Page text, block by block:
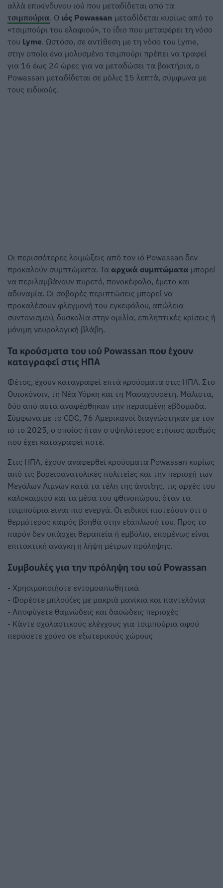
αλλά επικίνδυνου ιού που μεταδίδεται από τα
τσιμπούρια. Ο ιός Powassan μεταδίδεται κυρίως από το
«τσιμπούρι του ελαφιού», το ίδιο που μεταφέρει τη νόσο
του Lyme. Ωστόσο, σε αντίθεση με τη νόσο του Lyme,
στην οποία ένα μολυσμένο τσιμπούρι πρέπει να τραφεί
για 16 έως 24 ώρες για να μεταδώσει τα βακτήρια, ο
Powassan μεταδίδεται σε μόλις 15 λεπτά, σύμφωνα με
τους ειδικούς.
Οι περισσότερες λοιμώξεις από τον ιό Powassan δεν
προκαλούν συμπτώματα. Τα αρχικά συμπτώματα μπορεί
να περιλαμβάνουν πυρετό, πονοκέφαλο, έμετο και
αδυναμία. Οι σοβαρές περιπτώσεις μπορεί να
προκαλέσουν φλεγμονή του εγκεφάλου, απώλεια
συντονισμού, δυσκολία στην ομιλία, επιληπτικές κρίσεις ή
μόνιμη νευρολογική βλάβη.
Τα κρούσματα του ιού Powassan που έχουν
καταγραφεί στις ΗΠΑ
Φέτος, έχουν καταγραφεί επτά κρούσματα στις ΗΠΑ. Στο
Ουισκόνσιν, τη Νέα Υόρκη και τη Μασαχουσέτη. Μάλιστα,
δύο από αυτά αναφέρθηκαν την περασμένη εβδομάδα.
Σύμφωνα με το CDC, 76 Αμερικανοί διαγνώστηκαν με τον
ιό το 2025, ο οποίος ήταν ο υψηλότερος ετήσιος αριθμός
που έχει καταγραφεί ποτέ.
Στις ΗΠΑ, έχουν αναφερθεί κρούσματα Powassan κυρίως
από τις βορειοανατολικές πολιτείες και την περιοχή των
Μεγάλων Λιμνών κατά τα τέλη της άνοιξης, τις αρχές του
καλοκαιριού και τα μέσα του φθινοπώρου, όταν τα
τσιμπούρια είναι πιο ενεργά. Οι ειδικοί πιστεύουν ότι ο
θερμότερος καιρός βοηθά στην εξάπλωσή του. Προς το
παρόν δεν υπάρχει θεραπεία ή εμβόλιο, επομένως είναι
επιτακτική ανάγκη η λήψη μέτρων πρόληψης.
Συμβουλές για την πρόληψη του ιού Powassan
- Χρησιμοποιήστε εντομοαπωθητικά
- Φορέστε μπλούζες με μακριά μανίκια και παντελόνια
- Αποφύγετε θαμνώδεις και δασώδεις περιοχές
- Κάντε σχολαστικούς ελέγχους για τσιμπούρια αφού
περάσετε χρόνο σε εξωτερικούς χώρους